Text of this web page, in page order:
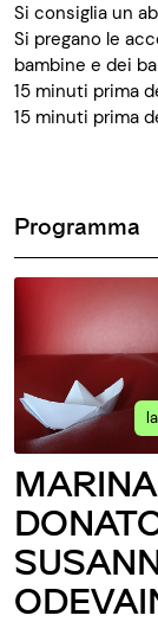
Si consiglia un
Si pregano le
bambine e dei
15 minuti prima
15 minuti prima
Programma
MARINA